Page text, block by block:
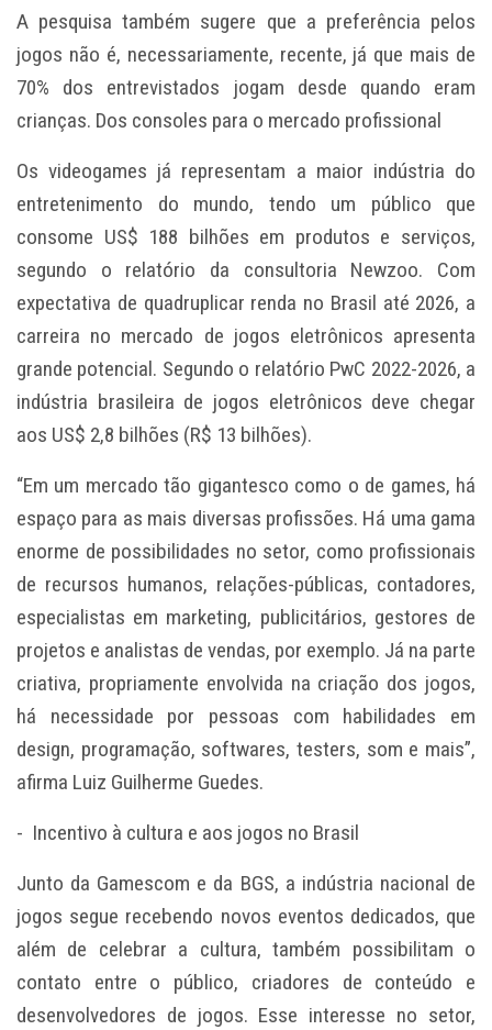
A pesquisa também sugere que a preferência pelos
jogos não é, necessariamente, recente, já que mais de
70% dos entrevistados jogam desde quando eram
crianças. Dos consoles para o mercado profissional
Os videogames já representam a maior indústria do
entretenimento do mundo, tendo um público que
consome US$ 188 bilhões em produtos e serviços,
segundo o relatório da consultoria Newzoo. Com
expectativa de quadruplicar renda no Brasil até 2026, a
carreira no mercado de jogos eletrônicos apresenta
grande potencial. Segundo o relatório PwC 2022-2026, a
indústria brasileira de jogos eletrônicos deve chegar
aos US$ 2,8 bilhões (R$ 13 bilhões).
“Em um mercado tão gigantesco como o de games, há
espaço para as mais diversas profissões. Há uma gama
enorme de possibilidades no setor, como profissionais
de recursos humanos, relações-públicas, contadores,
especialistas em marketing, publicitários, gestores de
projetos e analistas de vendas, por exemplo. Já na parte
criativa, propriamente envolvida na criação dos jogos,
há necessidade por pessoas com habilidades em
design, programação, softwares, testers, som e mais”,
afirma Luiz Guilherme Guedes.
- Incentivo à cultura e aos jogos no Brasil
Junto da Gamescom e da BGS, a indústria nacional de
jogos segue recebendo novos eventos dedicados, que
além de celebrar a cultura, também possibilitam o
contato entre o público, criadores de conteúdo e
desenvolvedores de jogos. Esse interesse no setor,